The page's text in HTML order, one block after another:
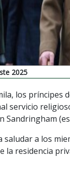
2025
los príncipes
servicio
Sandringham
a los
residencia